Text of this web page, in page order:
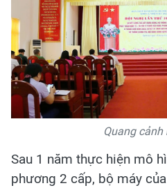
Quang cảnh
Sau 1 năm thực hiện mô
phương 2 cấp, bộ máy